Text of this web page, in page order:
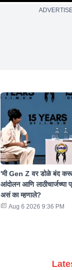
'मी Gen Z वर डोळे बंद
आंदोलन आणि लाठीचार्जच्या
असं का म्हणाले?
Aug 6 2026 9:36 PM